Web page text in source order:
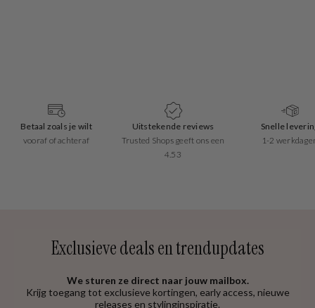
Betaal zoals je wilt
vooraf of achteraf
Uitstekende reviews
Trusted Shops geeft ons een
4.53
Snelle levering
1-2 werkdagen
Exclusieve deals en trendupdates
We sturen ze direct naar jouw mailbox.
Krijg toegang tot exclusieve kortingen, early access, nieuwe
releases en stylinginspiratie.